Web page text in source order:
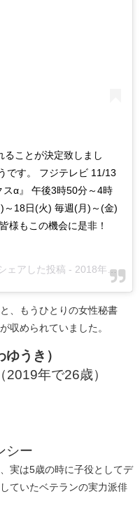
ることが決定致しまし
です。 フジテレビ 11/13
α』 午後3時50分～4時
～18日(火) 毎週(月)～(金)
様もこの機会に是非！
ェアした投稿 - 2018年10月月24日午後6時21分PDT
、もうひとりの女性秘書
収められていました。
うき）
年で26歳）
シー
実は5歳の時に子役としてデ
ていたベテランの実力派俳